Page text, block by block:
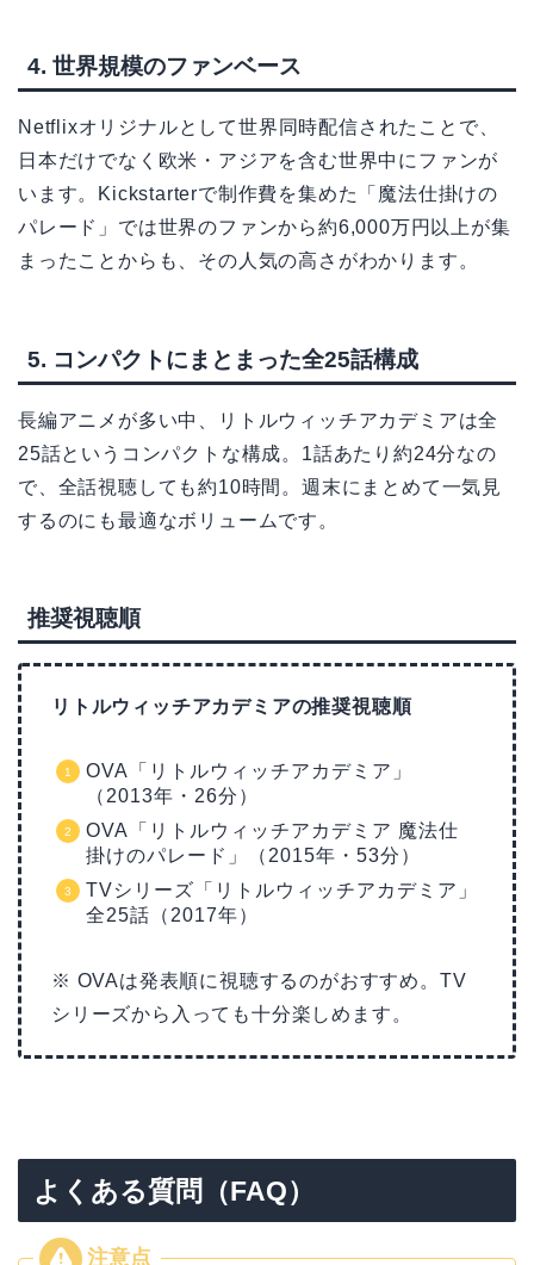
4. 世界規模のファンベース
Netflixオリジナルとして世界同時配信されたことで、
日本だけでなく欧米・アジアを含む世界中にファンが
います。Kickstarterで制作費を集めた「魔法仕掛けの
パレード」では世界のファンから約6,000万円以上が集
まったことからも、その人気の高さがわかります。
5. コンパクトにまとまった全25話構成
長編アニメが多い中、リトルウィッチアカデミアは全
25話というコンパクトな構成。1話あたり約24分なの
で、全話視聴しても約10時間。週末にまとめて一気見
するのにも最適なボリュームです。
推奨視聴順
リトルウィッチアカデミアの推奨視聴順
OVA「リトルウィッチアカデミア」
（2013年・26分）
OVA「リトルウィッチアカデミア 魔法仕
掛けのパレード」（2015年・53分）
TVシリーズ「リトルウィッチアカデミア」
全25話（2017年）
※ OVAは発表順に視聴するのがおすすめ。TV
シリーズから入っても十分楽しめます。
よくある質問（FAQ）